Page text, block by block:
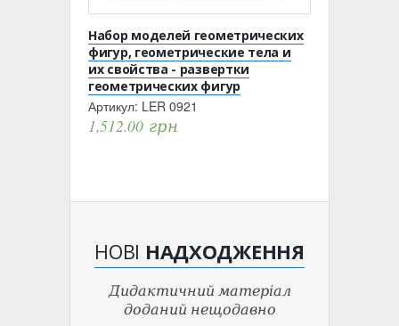
Набор моделей геометрических
фигур, геометрические тела и
их свойства - развертки
геометрических фигур
Артикул: LER 0921
1,512.00 грн
НОВІ НАДХОДЖЕННЯ
Дидактичний матеріал
доданий нещодавно